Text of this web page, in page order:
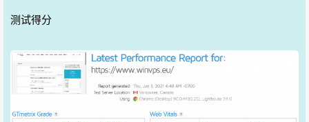
测试得分